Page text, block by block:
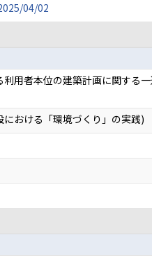
04/02
用者本位の建築計画に関する
おける「環境づくり」の実践)